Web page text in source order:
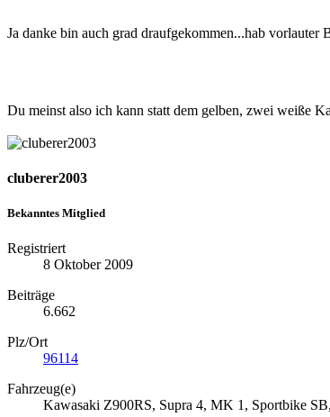
Ja danke bin auch grad draufgekommen...hab vorlauter
Du meinst also ich kann statt dem gelben, zwei weiße
cluberer2003
Bekanntes Mitglied
Registriert
8 Oktober 2009
Beiträge
6.662
Plz/Ort
96114
Fahrzeug(e)
Kawasaki Z900RS, Supra 4, MK 1, Sportbike